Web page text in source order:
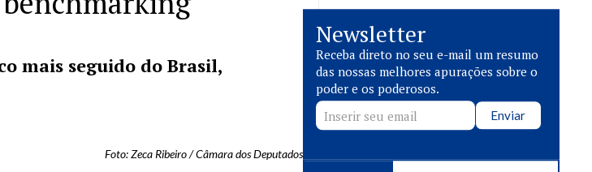
mais seguido do Brasil,
Foto: Zeca Ribeiro / Câmara dos Deputados
Newsletter
Receba direto no seu e-mail um resumo
das nossas melhores apurações sobre o
poder e os poderosos.
Enviar